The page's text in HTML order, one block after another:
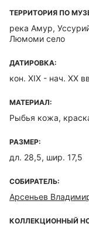
ТЕРРИТОРИЯ ПО
река Амур,
Люмоми село
ДАТИРОВКА:
кон. XIX - нач. ХХ
МАТЕРИАЛ:
Рыбья кожа,
РАЗМЕР:
дл. 28,5, шир. 17,5
СОБИРАТЕЛЬ:
Арсеньев
КОЛЛЕКЦИОННЫЙ